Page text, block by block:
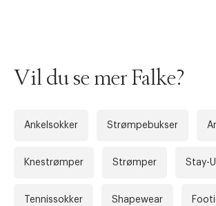
Vil du se mer Falke?
Ankelsokker Strømpebukser
Knestrømper Strømper Stay-
Tennissokker Shapewear